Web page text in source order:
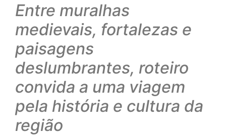
Entre muralhas
medievais, fortalezas e
paisagens
deslumbrantes, roteiro
convida a uma viagem
pela história e cultura da
região